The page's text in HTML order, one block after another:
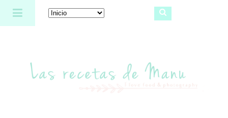
Las recetas de Manu